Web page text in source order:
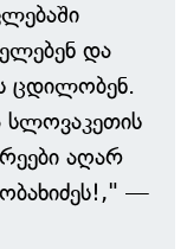
და
ცდილობენ.
სლოვაკეთის
აღარ
—